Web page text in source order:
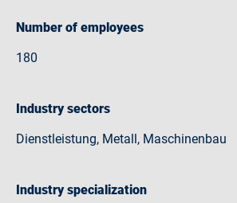
Number of employees
180
Industry sectors
Dienstleistung, Metall, Maschinenbau
Industry specialization